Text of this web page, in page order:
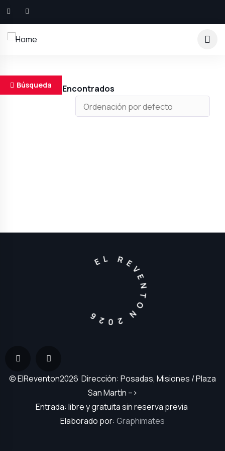
Búsqueda
Resultados Encontrados
EL REVENTON 2026
© ElReventon2026 Dirección: Posadas, Misiones / Plaza
San Martín –>
Entrada: libre y gratuita sin reserva previa
Elaborado por: Graphimates